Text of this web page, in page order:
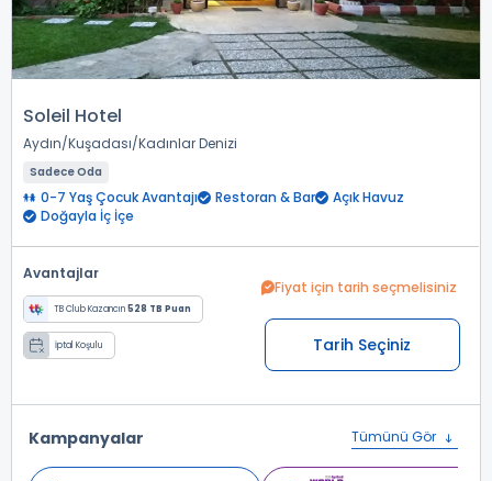
Soleil Hotel
Aydın Kuşadası Kadınlar Denizi
Sadece Oda
0-7 Yaş Çocuk Avantajı Restoran & Bar
Açık Havuz
Doğayla İç İçe
Avantajlar
TB Club Kazancın528 TB Puan
İptal Koşulu
Fiyat için tarih seçmelisiniz
Tarih Seçiniz
Kampanyalar Tümünü Gör